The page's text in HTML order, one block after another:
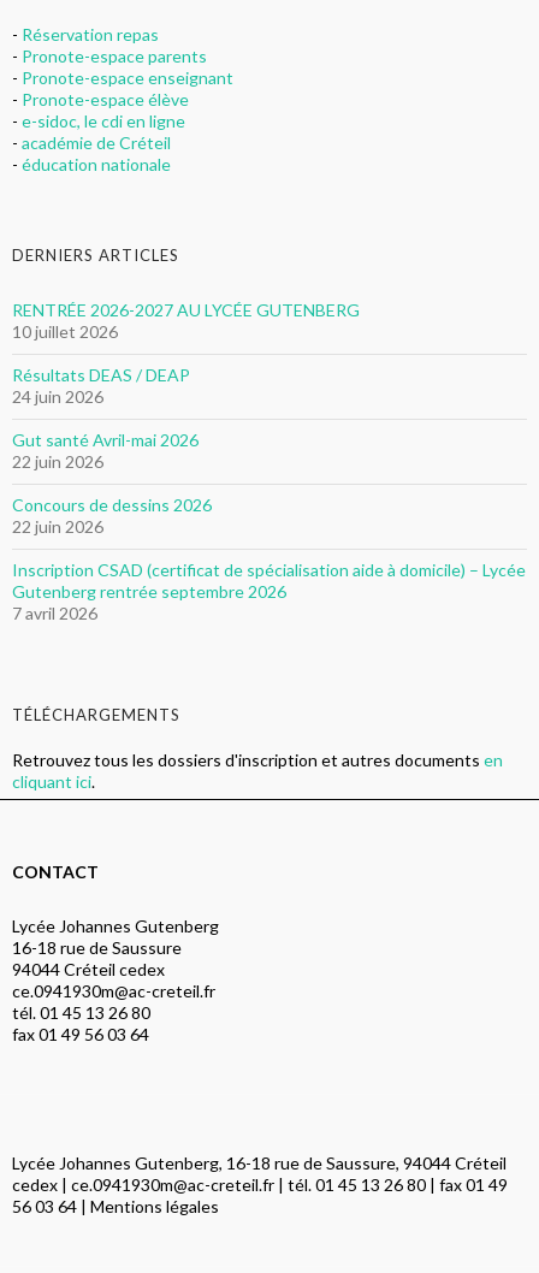
- Réservation repas
- Pronote-espace parents
- Pronote-espace enseignant
- Pronote-espace élève
- e-sidoc, le cdi en ligne
- académie de Créteil
- éducation nationale
DERNIERS ARTICLES
RENTRÉE 2026-2027 AU LYCÉE GUTENBERG
10 juillet 2026
Résultats DEAS / DEAP
24 juin 2026
Gut santé Avril-mai 2026
22 juin 2026
Concours de dessins 2026
22 juin 2026
Inscription CSAD (certificat de spécialisation aide à domicile) – Lycée
Gutenberg rentrée septembre 2026
7 avril 2026
TÉLÉCHARGEMENTS
Retrouvez tous les dossiers d'inscription et autres documents en
cliquant ici.
CONTACT
Lycée Johannes Gutenberg
16-18 rue de Saussure
94044 Créteil cedex
ce.0941930m@ac-creteil.fr
tél. 01 45 13 26 80
fax 01 49 56 03 64
Lycée Johannes Gutenberg, 16-18 rue de Saussure, 94044 Créteil
cedex | ce.0941930m@ac-creteil.fr | tél. 01 45 13 26 80 | fax 01 49
56 03 64 | Mentions légales